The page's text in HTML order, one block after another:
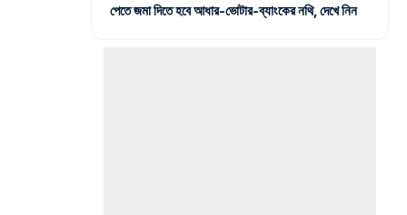
পেতে জমা দিতে হবে আধার-ভোটার-ব্যাংকের নথি, দেখে নিন